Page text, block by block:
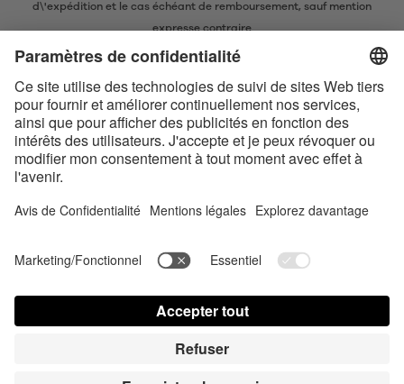
d\'expédition et le cas échéant de remboursement, sauf mention
expresse contraire
* La marque nominative et les logos Bluetooth® sont des marques
utilisation de ces marques par Satisfyer GmbH est soumise à une licence.
Apple, le logo Apple et Apple Watch sont des marques commerciales
d’Apple Inc. Google Play et le logo Google Play sont des marques
commerciales de Google LLC.
Contact us today